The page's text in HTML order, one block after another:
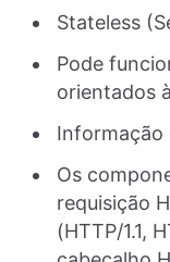
Stateless
Pode
orientados
Informação
Os
requisição
(HTTP/1.1,